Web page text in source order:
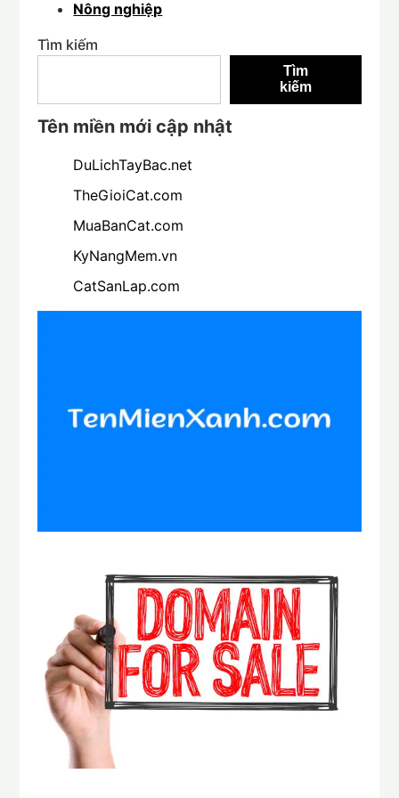
Nông nghiệp
Tìm kiếm
Tìm
kiếm
Tên miền mới cập nhật
DuLichTayBac.net
TheGioiCat.com
MuaBanCat.com
KyNangMem.vn
CatSanLap.com